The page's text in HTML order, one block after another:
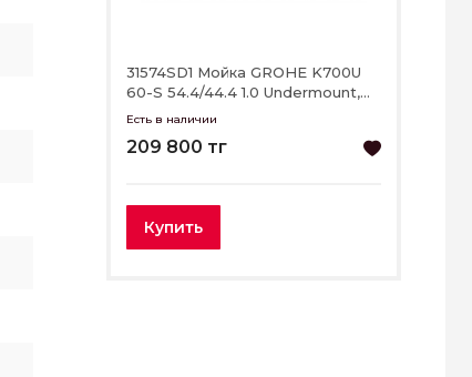
31574SD1 Мойка GROHE K700U
60-S 54.4/44.4 1.0 Undermount,
нержавеющая сталь
Есть в наличии
209 800 тг
Купить